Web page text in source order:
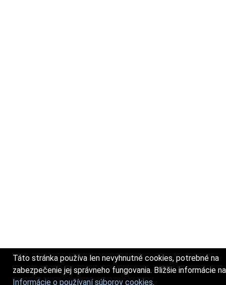
Táto stránka používa len nevyhnutné cookies, potrebné na
zabezpečenie jej správneho fungovania. Bližšie informácie
Informácie o používaní súborov cookies.